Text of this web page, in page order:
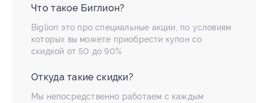
Что такое Биглион?
Biglion это про специальные акции, по условиям
которых вы можете приобрести купон со
скидкой от 50 до 90%
Откуда такие скидки?
Мы непосредственно работаем с каждым